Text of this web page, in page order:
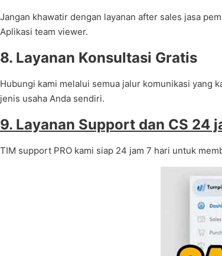
Jangan khawatir dengan layanan after sales jasa
Aplikasi team viewer.
8. Layanan Konsultasi Gratis
Hubungi kami melalui semua jalur komunikasi yang
jenis usaha Anda sendiri.
9. Layanan Support dan CS 24
TIM support PRO kami siap 24 jam 7 hari untuk